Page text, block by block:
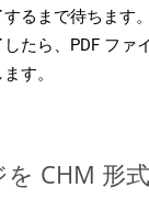
るまで待ちます。
たら、PDF ファ
す。
CHM 形